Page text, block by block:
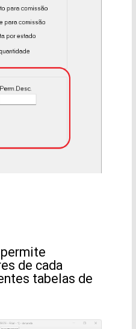
permite
de cada
tabelas de